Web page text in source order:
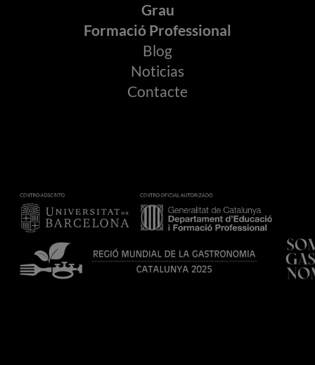
Grau
Formació Professional
Blog
Noticias
Contacte